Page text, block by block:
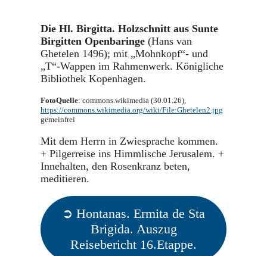
Die Hl. Birgitta. Holzschnitt aus Sunte
Birgitten Openbaringe (Hans van
Ghetelen 1496); mit „Mohnkopf“- und
„T“-Wappen im Rahmenwerk. Königliche
Bibliothek Kopenhagen.
FotoQuelle: commons.wikimedia (30.01.26),
https://commons.wikimedia.org/wiki/File:Ghetelen2.jpg
gemeinfrei
Mit dem Herrn in Zwiesprache kommen.
+ Pilgerreise ins Himmlische Jerusalem. +
Innehalten, den Rosenkranz beten,
meditieren.
➲ Hontanas. Ermita de Sta
Brigida. Auszug
Reisebericht 16.Etappe.